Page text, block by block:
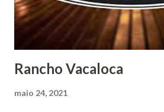
Rancho Vacaloca
maio 24, 2021